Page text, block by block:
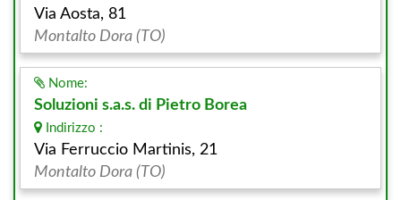
Via Aosta, 81
Montalto Dora (TO)
Nome:
Soluzioni s.a.s. di Pietro Borea
Indirizzo :
Via Ferruccio Martinis, 21
Montalto Dora (TO)